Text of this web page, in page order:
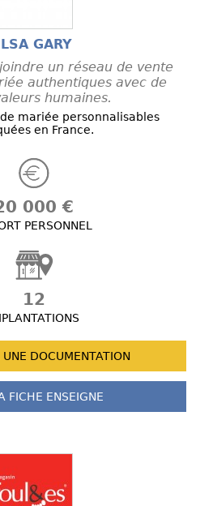
GARY
un réseau de vente
authentiques avec de
humaines.
mariée personnalisables
en France.
000 €
PERSONNEL
12
DOCUMENTATION
FICHE ENSEIGNE